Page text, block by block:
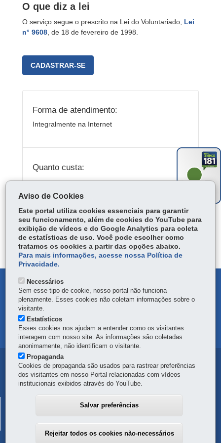
O que diz a lei
O serviço segue o prescrito na Lei do Voluntariado, Lei
n° 9608 , de 18 de fevereiro de 1998.
CADASTRAR-SE
Forma de atendimento:
Integralmente na Internet
Quanto custa:
ÓRGÃO RESPONSÁVEL
DEIXE SUA OPINIÃO
MAPA DO SITE
DENUNCIE CORRUPÇÃO
Navegação
principal
SECRETARIA DA SEGURANÇA PÚBLICA
Aviso de Cookies
Este portal utiliza cookies essenciais para garantir
seu funcionamento, além de cookies do YouTube para
exibição de vídeos e do Google Analytics para coleta
de estatísticas de uso. Você pode escolher como
tratamos os cookies a partir das opções abaixo.
Para mais informações, acesse nossa Política de
Privacidade.
Necessários
Sem esse tipo de cookie, nosso portal não funciona
plenamente. Esses cookies não coletam informações sobre o
visitante.
Estatísticos
Esses cookies nos ajudam a entender como os visitantes
interagem com nosso site. As informações são coletadas
anonimamente, não identificam o visitante.
Propaganda
Cookies de propaganda são usados para rastrear preferências
dos visitantes em nosso Portal relacionadas com vídeos
institucionais exibidos através do YouTube.
Salvar preferências
Rejeitar todos os cookies não-necessários